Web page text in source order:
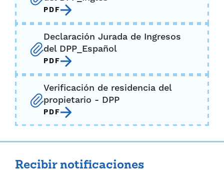
PDF
Declaración Jurada de Ingresos
del DPP_Español
PDF
Verificación de residencia del
propietario - DPP
PDF
Recibir notificaciones